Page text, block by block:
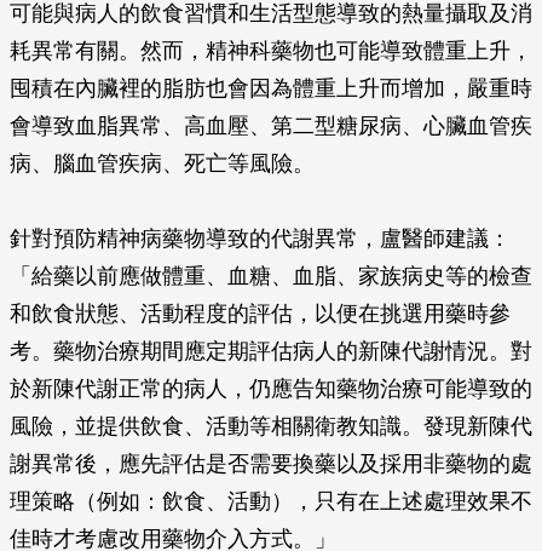
可能與病人的飲食習慣和生活型態導致的熱量攝取及消
耗異常有關。然而，精神科藥物也可能導致體重上升，
囤積在內臟裡的脂肪也會因為體重上升而增加，嚴重時
會導致血脂異常、高血壓、第二型糖尿病、心臟血管疾
病、腦血管疾病、死亡等風險。
針對預防精神病藥物導致的代謝異常，盧醫師建議：
「給藥以前應做體重、血糖、血脂、家族病史等的檢查
和飲食狀態、活動程度的評估，以便在挑選用藥時參
考。藥物治療期間應定期評估病人的新陳代謝情況。對
於新陳代謝正常的病人，仍應告知藥物治療可能導致的
風險，並提供飲食、活動等相關衛教知識。發現新陳代
謝異常後，應先評估是否需要換藥以及採用非藥物的處
理策略（例如：飲食、活動），只有在上述處理效果不
佳時才考慮改用藥物介入方式。」